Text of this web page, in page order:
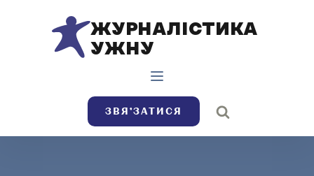
ЖУРНАЛІСТИКА
УЖНУ
ЗВЯ’ЗАТИСЯ